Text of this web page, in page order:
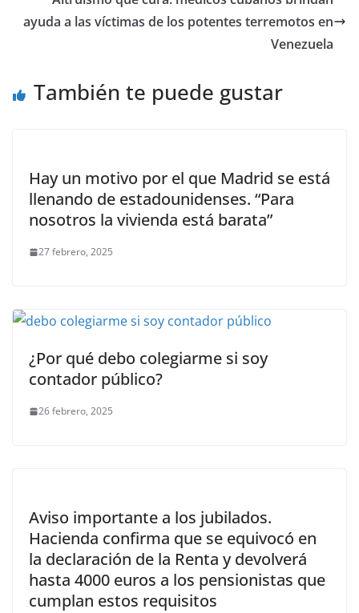
ayuda a las víctimas de los potentes terremotos en
Venezuela
También te puede gustar
Hay un motivo por el que Madrid se está
llenando de estadounidenses. “Para
nosotros la vivienda está barata”
27 febrero, 2025
¿Por qué debo colegiarme si soy
contador público?
26 febrero, 2025
Aviso importante a los jubilados.
Hacienda confirma que se equivocó en
la declaración de la Renta y devolverá
hasta 4000 euros a los pensionistas que
cumplan estos requisitos